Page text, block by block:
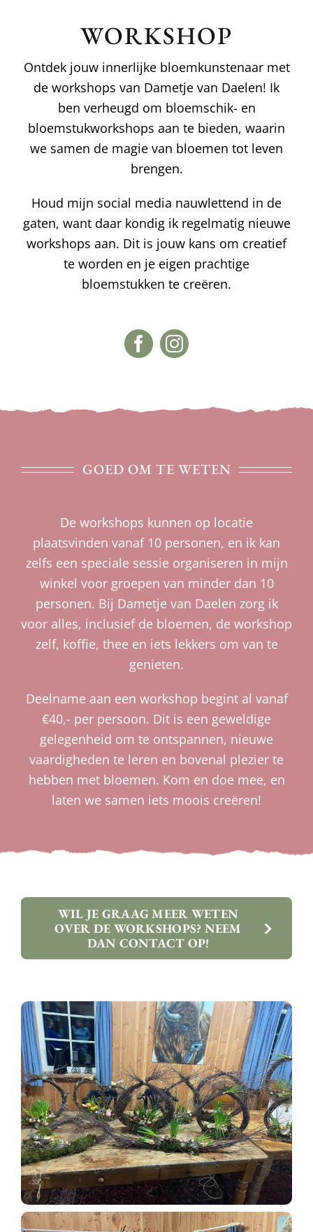
WORKSHOP
Ontdek jouw innerlijke bloemkunstenaar met
de workshops van Dametje van Daelen! Ik
ben verheugd om bloemschik- en
bloemstukworkshops aan te bieden, waarin
we samen de magie van bloemen tot leven
brengen.
Houd mijn social media nauwlettend in de
gaten, want daar kondig ik regelmatig nieuwe
workshops aan. Dit is jouw kans om creatief
te worden en je eigen prachtige
bloemstukken te creëren.
GOED OM TE WETEN
De workshops kunnen op locatie
plaatsvinden vanaf 10 personen, en ik kan
zelfs een speciale sessie organiseren in mijn
winkel voor groepen van minder dan 10
personen. Bij Dametje van Daelen zorg ik
voor alles, inclusief de bloemen, de workshop
zelf, koffie, thee en iets lekkers om van te
genieten.
Deelname aan een workshop begint al vanaf
€40,- per persoon. Dit is een geweldige
gelegenheid om te ontspannen, nieuwe
vaardigheden te leren en bovenal plezier te
hebben met bloemen. Kom en doe mee, en
laten we samen iets moois creëren!
WIL JE GRAAG MEER WETEN
OVER DE WORKSHOPS? NEEM
DAN CONTACT OP!